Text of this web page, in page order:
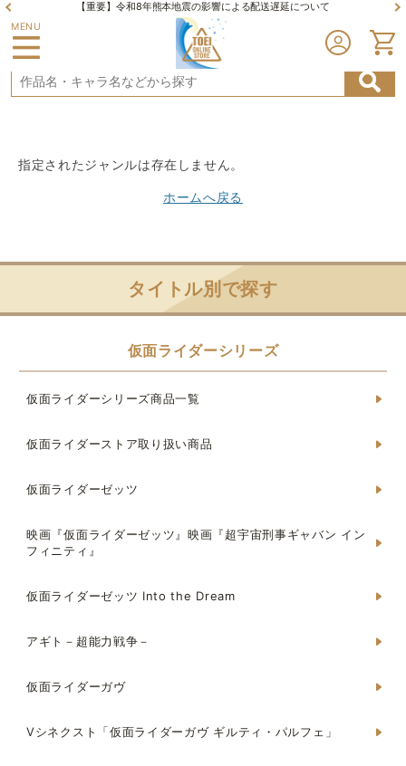
【重要】令和8年熊本地震の影響による配送遅延について
MENU
指定されたジャンルは存在しません。
ホームへ戻る
タイトル別で探す
仮面ライダーシリーズ
仮面ライダーシリーズ商品一覧
仮面ライダーストア取り扱い商品
仮面ライダーゼッツ
映画『仮面ライダーゼッツ』映画『超宇宙刑事ギャバン イン
フィニティ』
仮面ライダーゼッツ Into the Dream
アギト－超能力戦争－
仮面ライダーガヴ
Vシネクスト「仮面ライダーガヴ ギルティ・パルフェ」